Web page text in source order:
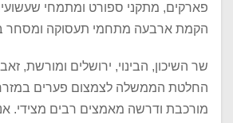
פארקים, מתקני ספורט ומתמחי
הקמת ארבעה מתחמי תעסוקה ומסחר
שר השיכון, הבינוי, ירושלים ומורשת,
החלטת הממשלה לצמצום פערים במזרח
מורכבת ודרשה מאמצים רבים מצידי.